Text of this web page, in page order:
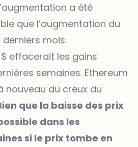
a été
que l’augmentation du
mois.
$ effacerait les gains
semaines. Ethereum
nouveau du creux du
que la baisse des prix
dans les
si le prix tombe en